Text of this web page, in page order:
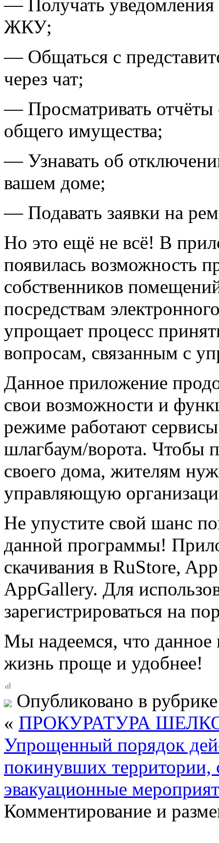
— Получать уведомления
ЖКУ;
— Общаться с
через чат;
— Просматривать отчёты
общего имущества;
— Узнавать об
вашем доме;
— Подавать заявки на
Но это ещё не всё! В
появилась возможность
собственников
посредствам
упрощает процесс
вопросам, связанным с
Данное приложение
свои возможности и
режиме работают
шлагбаум/ворота. Чтобы
своего дома, жителям
управляющую
Не упустите свой шанс
данной программы!
скачивания в RuStore,
AppGallery. Для
зарегистрироваться на
Мы надеемся, что данное
жизнь проще и удобнее!
Опубликовано в
« ПРОКУРАТУРА
Упрощенный порядок
покинувших территории,
эвакуационные
Комментирование и